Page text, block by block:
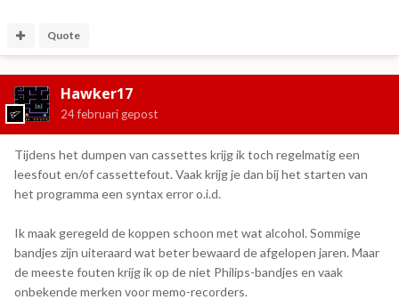
Quote
Hawker17
24 februari gepost
Tijdens het dumpen van cassettes krijg ik toch regelmatig een
leesfout en/of cassettefout. Vaak krijg je dan bij het starten van
het programma een syntax error o.i.d.
Ik maak geregeld de koppen schoon met wat alcohol. Sommige
bandjes zijn uiteraard wat beter bewaard de afgelopen jaren. Maar
de meeste fouten krijg ik op de niet Philips-bandjes en vaak
onbekende merken voor memo-recorders.